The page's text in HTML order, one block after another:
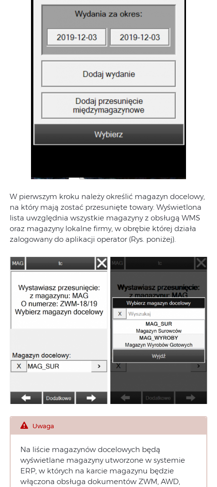
W pierwszym kroku należy określić magazyn docelowy,
na który mają zostać przesunięte towary. Wyświetlona
lista uwzględnia wszystkie magazyny z obsługą WMS
oraz magazyny lokalne firmy, w obrębie której działa
zalogowany do aplikacji operator (Rys. poniżej).
Uwaga
Na liście magazynów docelowych będą
wyświetlane magazyny utworzone w systemie
ERP, w których na karcie magazynu będzie
włączona obsługa dokumentów ZWM, AWD,